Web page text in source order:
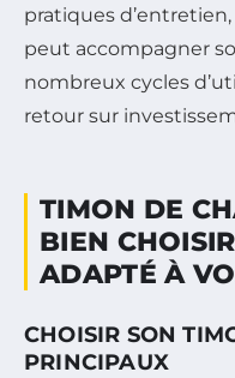
pratiques
peut accompagner
nombreux cycles
retour sur
TIMON DE
BIEN
ADAPTÉ À
CHOISIR SON
PRINCIPAUX